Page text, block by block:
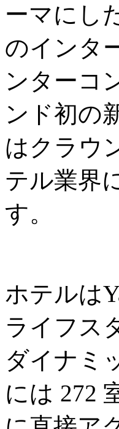
ーマにし
のインタ
ンターコ
ンド初の
はクラウ
テル業界
す。
ホテルは
ライフス
ダイナミ
には 272